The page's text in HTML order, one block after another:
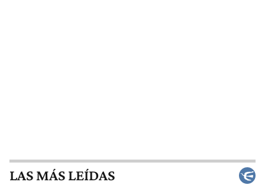
LAS MÁS LEÍDAS